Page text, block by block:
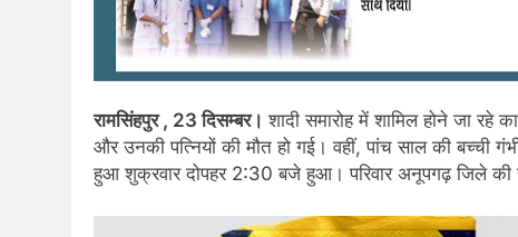
रामसिंहपुर , 23 दिसम्बर। शादी समारोह में शामिल होने जा रहे
और उनकी पत्नियों की मौत हो गई। वहीं, पांच साल की बच्ची
हुआ शुक्रवार दोपहर 2:30 बजे हुआ। परिवार अनूपगढ़ जिले की